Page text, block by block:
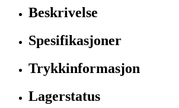
Beskrivelse
Spesifikasjoner
Trykkinformasjon
Lagerstatus